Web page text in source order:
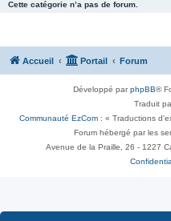
Cette catégorie n’a pas de forum.
Accueil Portail Forum
Développé parphpBB®
Traduit
Communauté EzCom : « Traductions
Forum hébergé par les
Avenue de la Praille, 26 - 1227